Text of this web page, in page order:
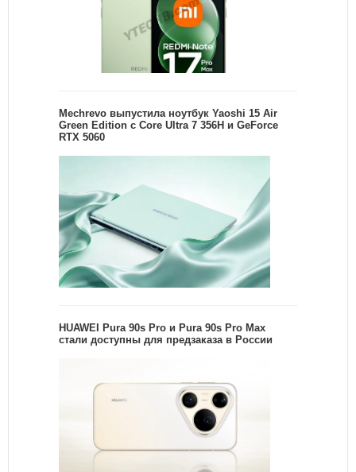
Mechrevo выпустила ноутбук Yaoshi 15 Air
Green Edition с Core Ultra 7 356H и GeForce
RTX 5060
HUAWEI Pura 90s Pro и Pura 90s Pro Max
стали доступны для предзаказа в России